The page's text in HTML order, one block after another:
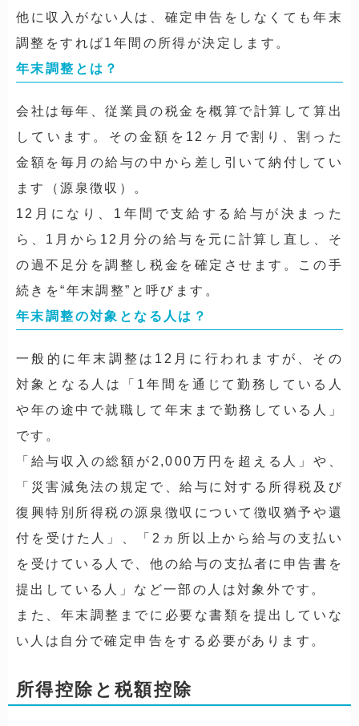
他に収入がない人は、確定申告をしなくても年末
調整をすれば1年間の所得が決定します。
年末調整とは？
会社は毎年、従業員の税金を概算で計算して算出
しています。その金額を12ヶ月で割り、割った
金額を毎月の給与の中から差し引いて納付してい
ます（源泉徴収）。
12月になり、1年間で支給する給与が決まった
ら、1月から12月分の給与を元に計算し直し、そ
の過不足分を調整し税金を確定させます。この手
続きを“年末調整”と呼びます。
年末調整の対象となる人は？
一般的に年末調整は12月に行われますが、その
対象となる人は「1年間を通じて勤務している人
や年の途中で就職して年末まで勤務している人」
です。
「給与収入の総額が2,000万円を超える人」や、
「災害減免法の規定で、給与に対する所得税及び
復興特別所得税の源泉徴収について徴収猶予や還
付を受けた人」、「2ヵ所以上から給与の支払い
を受けている人で、他の給与の支払者に申告書を
提出している人」など一部の人は対象外です。
また、年末調整までに必要な書類を提出していな
い人は自分で確定申告をする必要があります。
所得控除と税額控除